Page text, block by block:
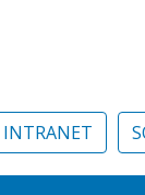
INTRANET